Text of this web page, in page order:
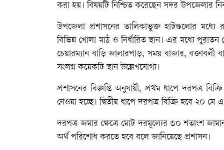
করা হয়। বিষয়টি নিশ্চিত করেছেন সদর উপজেলার
উপজেলা প্রশাসনের তালিকাভুক্ত হাটগুলোর
বিভিন্ন খোলা মাঠ ও নির্ধারিত স্থান। এর মধ্যে
চেয়ারম্যান বাড়ি জালারপাড়, সময় বাজার, বক্তাবলী
সংলগ্ন কয়েকটি স্থান উল্লেখযোগ্য।
প্রশাসনের বিজ্ঞপ্তি অনুযায়ী, প্রথম ধাপে দরপত্র
নেওয়া হচ্ছে। দ্বিতীয় ধাপে দরপত্র বিক্রি হবে ২০ মে
দরপত্র জমার ক্ষেত্রে মোট দরমূল্যের ৩০ শতাংশ
অর্থ পরিশোধ করতে হবে বলে জানিয়েছে প্রশাসন।